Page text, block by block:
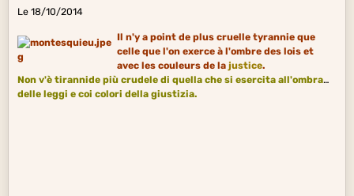
Le 18/10/2014
Il n'y a point de plus cruelle tyrannie que
celle que l'on exerce à l'ombre des lois et
avec les couleurs de la justice.
Non v'è tirannide più crudele di quella che si esercita all'ombra
delle leggi e coi colori della giustizia.